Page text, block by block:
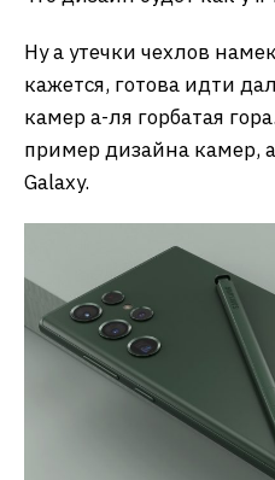
Ну а утечки чехлов
кажется, готова идти
камер а-ля горбатая
пример дизайна камер,
Galaxy.